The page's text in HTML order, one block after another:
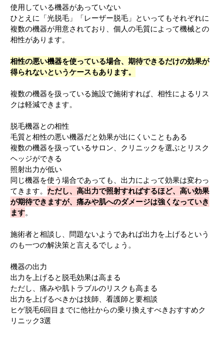
使用している機器があっていない
ひとえに「光脱毛」「レーザー脱毛」といってもそれぞれに
複数の機器が用意されており、個人の毛質によって機械との
相性があります。
相性の悪い機器を使っている場合、期待できるだけの効果が
得られないというケースもあります。
複数の機器を扱っている施設で施術すれば、相性によるリス
クは軽減できます。
脱毛機器との相性
毛質と相性の悪い機器だと効果が出にくいこともある
複数の機器を扱っているサロン、クリニックを選ぶとリスク
ヘッジができる
照射出力が低い
同じ機器を使う場合であっても、出力によって効果は変わっ
てきます。 ただし、高出力で照射すればするほど、高い効果
が期待できますが、痛みや肌へのダメージは強くなっていき
ます。
施術者と相談し、問題ないようであれば出力を上げるという
のも一つの解決策と言えるでしょう。
機器の出力
出力を上げると脱毛効果は高まる
ただし、痛みや肌トラブルのリスクも高まる
出力を上げるべきかは技師、看護師と要相談
ヒゲ脱毛6回目までに他社からの乗り換えすべきおすすめク
リニック3選